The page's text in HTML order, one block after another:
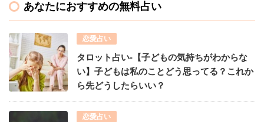
あなたにおすすめの無料占い
恋愛占い
タロット占い-【子どもの気持ちがわからな
い】子どもは私のことどう思ってる？これか
ら先どうしたらいい？
恋愛占い